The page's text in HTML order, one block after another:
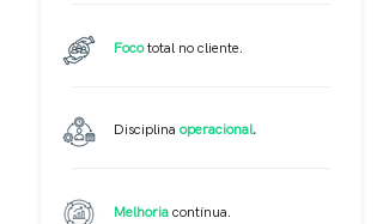
Focototal no cliente.
​Disciplina operacional.
Melhoria contínua.